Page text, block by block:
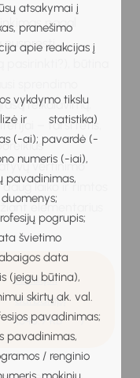
atsakymai į
pranešimo
apie reakcijas į
vykdymo tikslu
ir statistika)
(-ai); pavardė (-
numeris (-iai),
pavadinimas,
pogrupis;
švietimo
data
(jeigu būtina),
skirtų ak. val.
pavadinimas;
pavadinimas,
/ renginio
pagal
nuspręsti
pasirinkti?), būtina
reikalavimų,
– tarsi rėtis,
vertinimo
laiko ir rimtos
elementarius
Atsisiųsti
darbalapį
(648.9 KB
)